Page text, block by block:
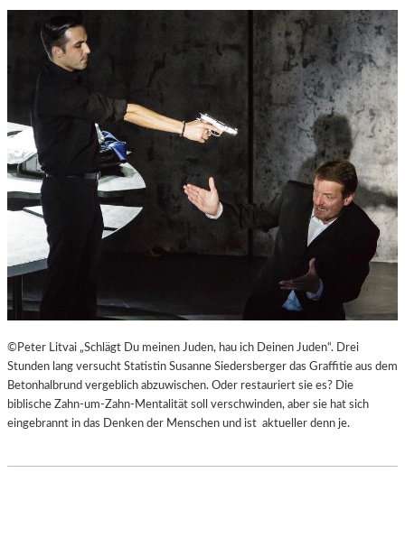
©Peter Litvai „Schlägt Du meinen Juden, hau ich Deinen Juden“. Drei
Stunden lang versucht Statistin Susanne Siedersberger das Graffitie aus dem
Betonhalbrund vergeblich abzuwischen. Oder restauriert sie es? Die
biblische Zahn-um-Zahn-Mentalität soll verschwinden, aber sie hat sich
eingebrannt in das Denken der Menschen und ist aktueller denn je.